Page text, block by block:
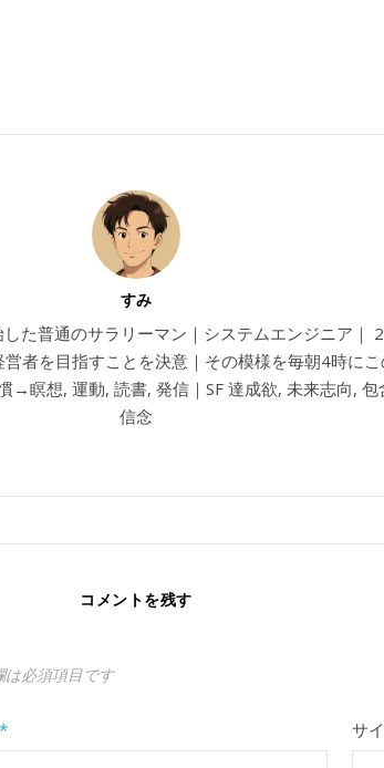
すみ
た普通のサラリーマン｜システムエンジニア｜
者を目指すことを決意｜その模様を毎朝4時に
→瞑想, 運動, 読書, 発信｜SF 達成欲, 未来志向, 包
信念
コメントを残す
は必須項目です
* サ